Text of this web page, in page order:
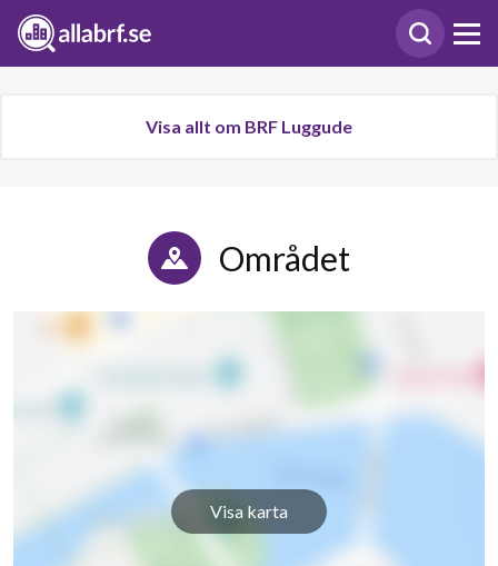
Visa allt om BRF Luggude
Området
Visa karta